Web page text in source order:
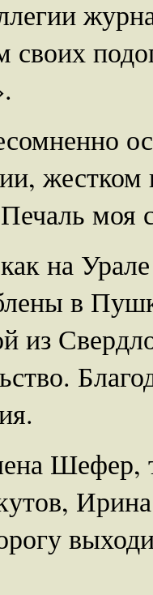
своих
жестком
моя
на
в
из
Шефер,